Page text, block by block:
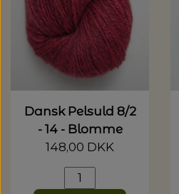
Dansk Pelsuld 8/2
- 14 - Blomme
148,00 DKK